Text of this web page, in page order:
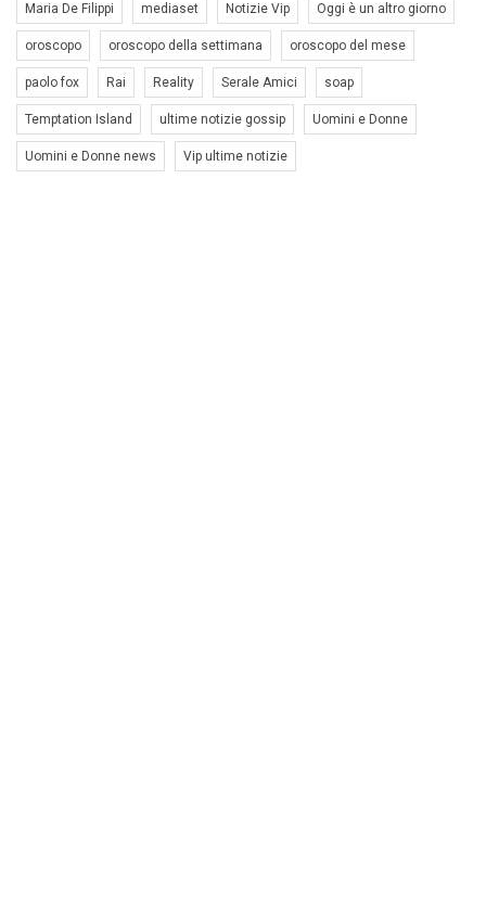
Maria De Filippi mediaset Notizie Vip Oggi è un altro giorno
oroscopo oroscopo della settimana oroscopo del mese
paolo fox Rai Reality Serale Amici soap
Temptation Island ultime notizie gossip Uomini e Donne
Uomini e Donne news Vip ultime notizie